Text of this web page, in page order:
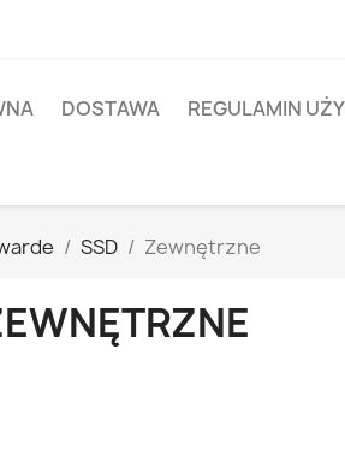
DOSTAWA REGULAMIN
SSD Zewnętrzne